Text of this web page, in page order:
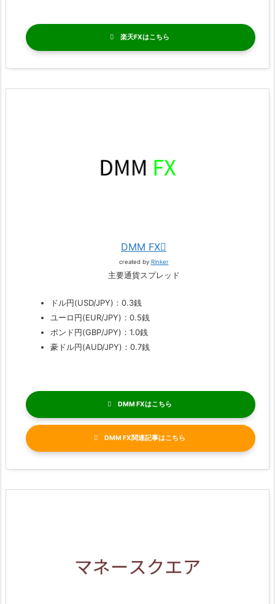
楽天FX
DMM FX
created by Rinker
主要通貨スプレッド
ドル円(USD/JPY)：0.3銭
ユーロ円(EUR/JPY)：0.5銭
ポンド円(GBP/JPY)：1.0銭
豪ドル円(AUD/JPY)：0.7銭
DMM FX
DMM FX関連記事